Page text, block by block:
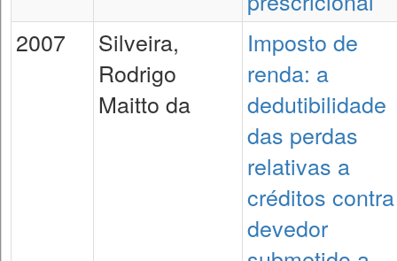
2007
Silveira,
Rodrigo
Maitto da
Imposto de
renda: a
dedutibilidade
das perdas
relativas a
créditos contra
devedor